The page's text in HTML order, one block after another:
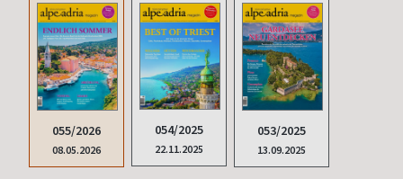
055/2026
08.05.2026
054/2025
22.11.2025
053/2025
13.09.2025